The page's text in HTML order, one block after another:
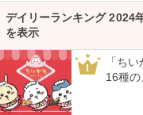
デイリーランキング 2024
を表示
1
「ち
16種